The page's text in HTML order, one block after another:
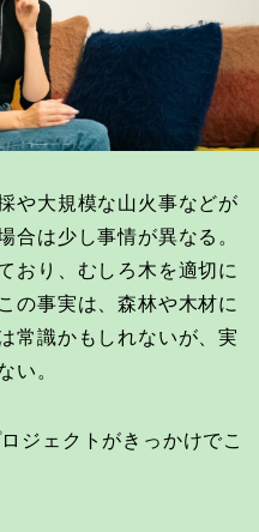
や大規模な山火事などが
合は少し事情が異なる。
おり、むしろ木を適切に
の事実は、森林や木材に
常識かもしれないが、実
い。
ジェクトがきっかけでこ